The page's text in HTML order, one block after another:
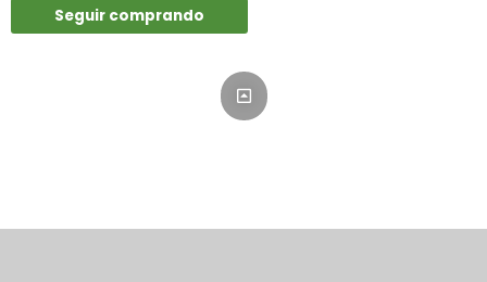
Seguir comprando